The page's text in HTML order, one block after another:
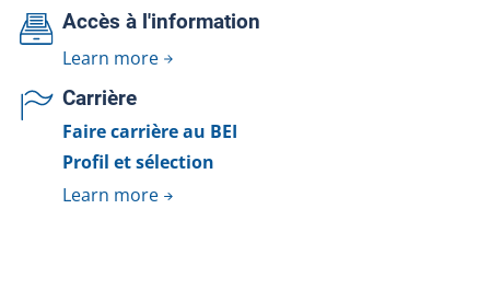
Accès à l'information
Learn more
Carrière
Faire carrière au BEI
Profil et sélection
Learn more